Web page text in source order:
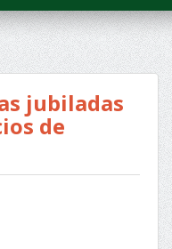
jubiladas
de